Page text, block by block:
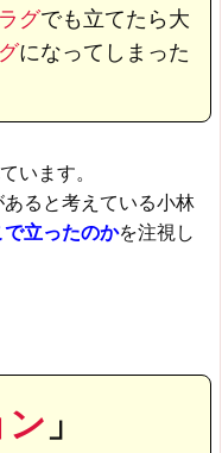
グでも立てたら大
になってしまった
います。
あると考えている小林
で立ったのかを注視し
」